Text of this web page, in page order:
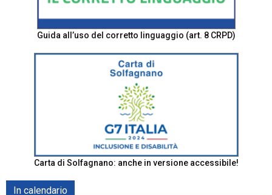
Guida all’uso del corretto linguaggio (art. 8 CRPD)
Carta di Solfagnano: anche in versione accessibile!
In calendario